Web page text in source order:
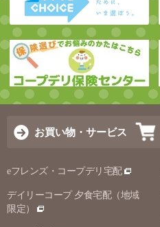
お買い物・サービス
eフレンズ・コープデリ宅配
デイリーコープ 夕食宅配（地域
限定）